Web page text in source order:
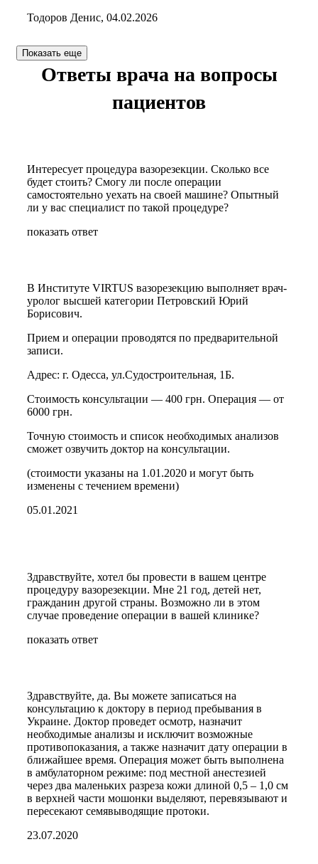
Тодоров Денис, 04.02.2026
Показать еще
Ответы врача на вопросы
пациентов
Интересует процедура вазорезекции. Сколько все
будет стоить? Смогу ли после операции
самостоятельно уехать на своей машине? Опытный
ли у вас специалист по такой процедуре?
показать ответ
В Институте VIRTUS вазорезекцию выполняет врач-
уролог высшей категории Петровский Юрий
Борисович.
Прием и операции проводятся по предварительной
записи.
Адрес: г. Одесса, ул.Судостроительная, 1Б.
Стоимость консультации — 400 грн. Операция — от
6000 грн.
Точную стоимость и список необходимых анализов
сможет озвучить доктор на консультации.
(стоимости указаны на 1.01.2020 и могут быть
изменены с течением времени)
05.01.2021
Здравствуйте, хотел бы провести в вашем центре
процедуру вазорезекции. Мне 21 год, детей нет,
гражданин другой страны. Возможно ли в этом
случае проведение операции в вашей клинике?
показать ответ
Здравствуйте, да. Вы можете записаться на
консультацию к доктору в период пребывания в
Украине. Доктор проведет осмотр, назначит
необходимые анализы и исключит возможные
противопоказания, а также назначит дату операции в
ближайшее время. Операция может быть выполнена
в амбулаторном режиме: под местной анестезией
через два маленьких разреза кожи длиной 0,5 – 1,0 см
в верхней части мошонки выделяют, перевязывают и
пересекают семявыводящие протоки.
23.07.2020